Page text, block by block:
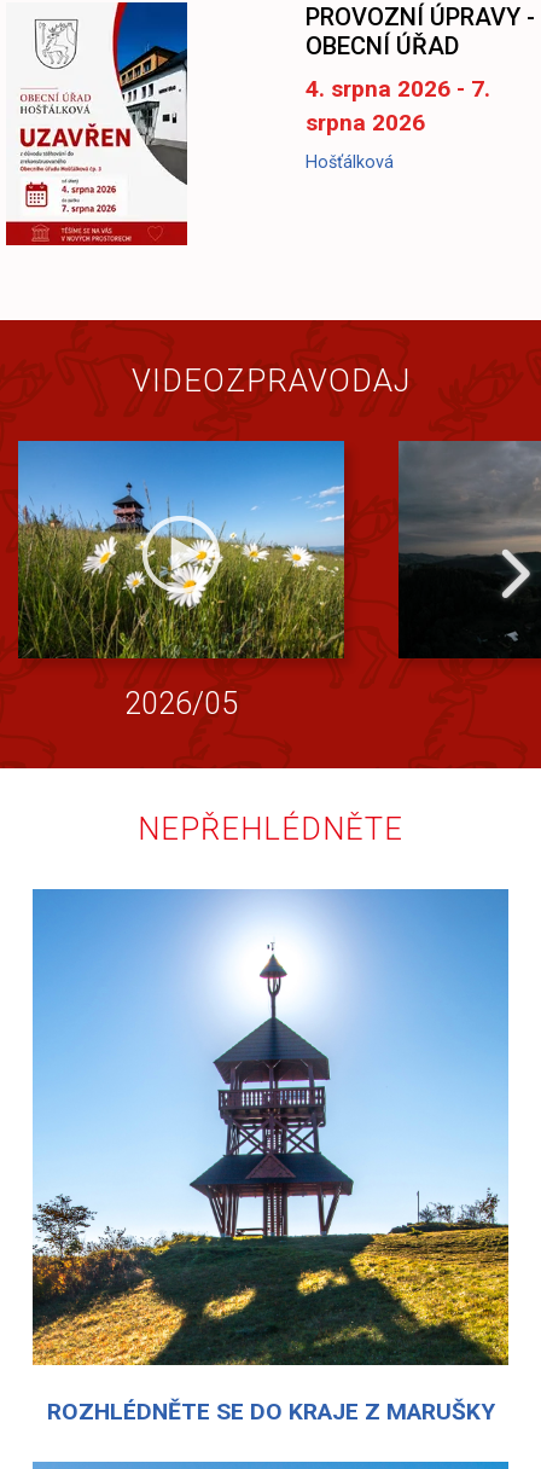
PROVOZNÍ ÚPRAVY -
OBECNÍ ÚŘAD
4. srpna 2026 - 7.
srpna 2026
Hošťálková
VIDEOZPRAVODAJ
2026/05
NEPŘEHLÉDNĚTE
ROZHLÉDNĚTE SE DO KRAJE Z MARUŠKY